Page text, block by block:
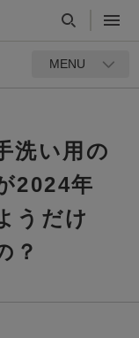
MENU
洗い用の
2024年
うだけ
？